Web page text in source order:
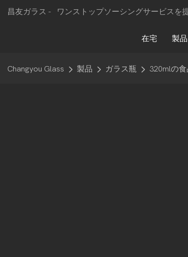
昌友ガラス - ワンストップソーシングサービスを
在宅 製品
Changyou Glass 製品 ガラス瓶 320mlの